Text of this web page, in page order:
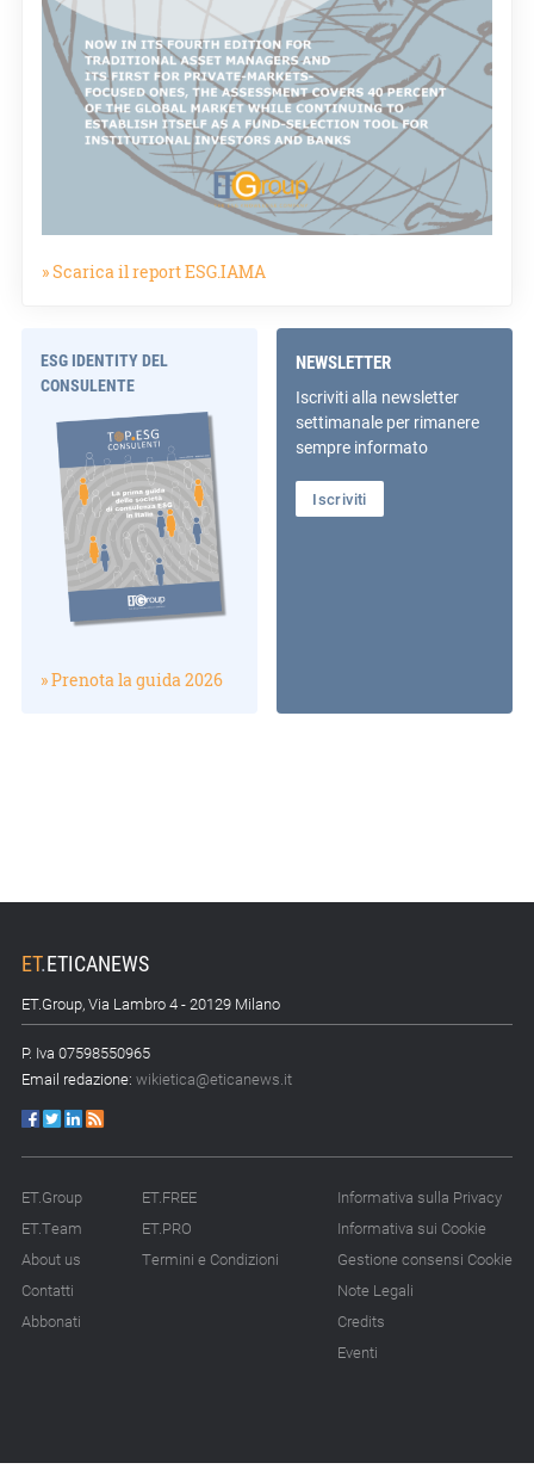
» Scarica il report ESG.IAMA
ESG IDENTITY DEL
CONSULENTE
» Prenota la guida 2026
NEWSLETTER
Iscriviti alla newsletter
settimanale per rimanere
sempre informato
Iscriviti
ET.ETICANEWS
ET.Group, Via Lambro 4 - 20129 Milano
P. Iva 07598550965
Email redazione: wikietica@eticanews.it
ET.Group
ET.Team
About us
Contatti
Abbonati
ET.FREE
ET.PRO
Termini e Condizioni
Informativa sulla Privacy
Informativa sui Cookie
Gestione consensi Cookie
Note Legali
Credits
Eventi